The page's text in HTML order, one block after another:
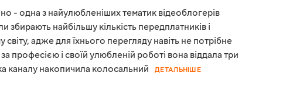
- одна з найулюбленіших тематик відеоблогерів
збирають найбільшу кількість передплатників і
світу, адже для їхнього перегляду навіть не потрібне
професією і своїй улюбленій роботі вона віддала три
каналу накопичила колосальний
ДЕТАЛЬНІШЕ